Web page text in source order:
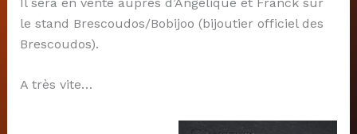
le stand Brescoudos/Bobijoo (bijoutier officiel des
Brescoudos).
A très vite…